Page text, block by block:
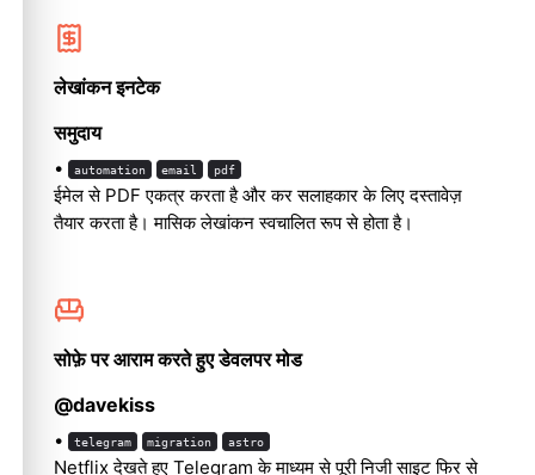
लेखांकन इनटेक
समुदाय
• automation email pdf
ईमेल से PDF एकत्र करता है और कर सलाहकार के लिए दस्तावेज़
तैयार करता है। मासिक लेखांकन स्वचालित रूप से होता है।
सोफ़े पर आराम करते हुए डेवलपर मोड
@davekiss
• telegram migration astro
Netflix देखते हुए Telegram के माध्यम से पूरी निजी साइट फिर से
Molty